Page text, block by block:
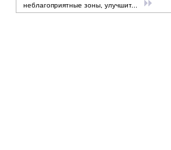
неблагоприятные зоны, улучшит...